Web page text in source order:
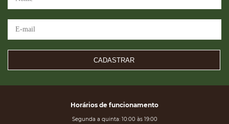
CADASTRAR
Horários de funcionamento
Segunda a quinta: 10:00 às 19:00